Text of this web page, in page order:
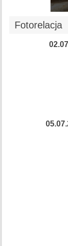
Fotorelacja